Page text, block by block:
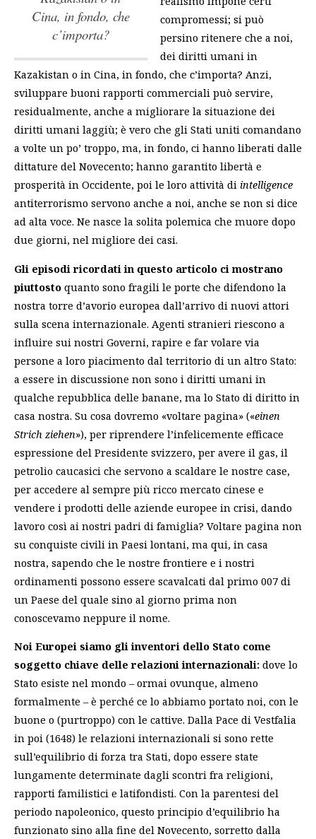
Cina, in fondo, che
c’importa?
compromessi; si può
persino ritenere che a noi,
dei diritti umani in
Kazakistan o in Cina, in fondo, che c’importa? Anzi,
sviluppare buoni rapporti commerciali può servire,
residualmente, anche a migliorare la situazione dei
diritti umani laggiù; è vero che gli Stati uniti comandano
a volte un po’ troppo, ma, in fondo, ci hanno liberati dalle
dittature del Novecento; hanno garantito libertà e
prosperità in Occidente, poi le loro attività di intelligence
antiterrorismo servono anche a noi, anche se non si dice
ad alta voce. Ne nasce la solita polemica che muore dopo
due giorni, nel migliore dei casi.
Gli episodi ricordati in questo articolo ci mostrano
piuttosto quanto sono fragili le porte che difendono la
nostra torre d’avorio europea dall’arrivo di nuovi attori
sulla scena internazionale. Agenti stranieri riescono a
influire sui nostri Governi, rapire e far volare via
persone a loro piacimento dal territorio di un altro Stato:
a essere in discussione non sono i diritti umani in
qualche repubblica delle banane, ma lo Stato di diritto in
casa nostra. Su cosa dovremo «voltare pagina» («einen
Strich ziehen»), per riprendere l’infelicemente efficace
espressione del Presidente svizzero, per avere il gas, il
petrolio caucasici che servono a scaldare le nostre case,
per accedere al sempre più ricco mercato cinese e
vendere i prodotti delle aziende europee in crisi, dando
lavoro così ai nostri padri di famiglia? Voltare pagina non
su conquiste civili in Paesi lontani, ma qui, in casa
nostra, sapendo che le nostre frontiere e i nostri
ordinamenti possono essere scavalcati dal primo 007 di
un Paese del quale sino al giorno prima non
conoscevamo neppure il nome.
Noi Europei siamo gli inventori dello Stato come
soggetto chiave delle relazioni internazionali: dove lo
Stato esiste nel mondo – ormai ovunque, almeno
formalmente – è perché ce lo abbiamo portato noi, con le
buone o (purtroppo) con le cattive. Dalla Pace di Vestfalia
in poi (1648) le relazioni internazionali si sono rette
sull’equilibrio di forza tra Stati, dopo essere state
lungamente determinate dagli scontri fra religioni,
rapporti familistici e latifondisti. Con la parentesi del
periodo napoleonico, questo principio d’equilibrio ha
funzionato sino alla fine del Novecento, sorretto dalla